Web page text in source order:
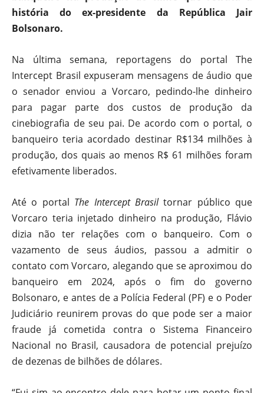
história do ex-presidente da República Jair
Bolsonaro.
Na última semana, reportagens do portal The
Intercept Brasil expuseram mensagens de áudio que
o senador enviou a Vorcaro, pedindo-lhe dinheiro
para pagar parte dos custos de produção da
cinebiografia de seu pai. De acordo com o portal, o
banqueiro teria acordado destinar R$134 milhões à
produção, dos quais ao menos R$ 61 milhões foram
efetivamente liberados.
Até o portal The Intercept Brasiltornar público que
Vorcaro teria injetado dinheiro na produção, Flávio
dizia não ter relações com o banqueiro. Com o
vazamento de seus áudios, passou a admitir o
contato com Vorcaro, alegando que se aproximou do
banqueiro em 2024, após o fim do governo
Bolsonaro, e antes de a Polícia Federal (PF) e o Poder
Judiciário reunirem provas do que pode ser a maior
fraude já cometida contra o Sistema Financeiro
Nacional no Brasil, causadora de potencial prejuízo
de dezenas de bilhões de dólares.